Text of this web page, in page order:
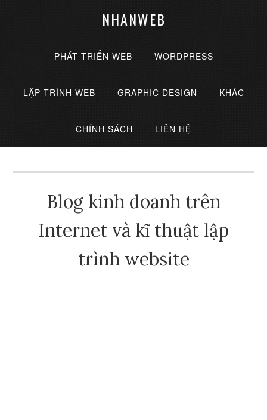
NHANWEB
PHÁT TRIỂN WEB WORDPRESS
LẬP TRÌNH WEB GRAPHIC DESIGN KHÁC
CHÍNH SÁCH LIÊN HỆ
Blog kinh doanh trên
Internet và kĩ thuật lập
trình website